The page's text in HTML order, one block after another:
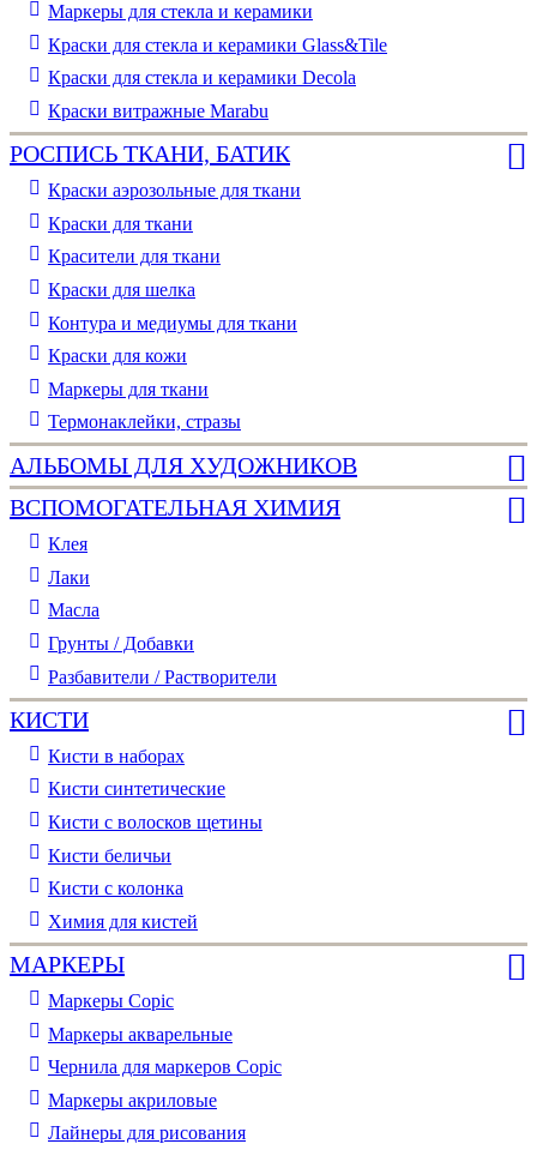
Маркеры для стекла и керамики
Краски для стекла и керамики Glass&Tile
Краски для стекла и керамики Decola
Краски витражные Marabu
РОСПИСЬ ТКАНИ, БАТИК
Краски аэрозольные для ткани
Краски для ткани
Красители для ткани
Краски для шелка
Контура и медиумы для ткани
Краски для кожи
Маркеры для ткани
Термонаклейки, стразы
АЛЬБОМЫ ДЛЯ ХУДОЖНИКОВ
ВСПОМОГАТЕЛЬНАЯ ХИМИЯ
Клея
Лаки
Масла
Грунты / Добавки
Разбавители / Растворители
КИСТИ
Кисти в наборах
Кисти синтетические
Кисти с волосков щетины
Кисти беличьи
Кисти с колонка
Химия для кистей
МАРКЕРЫ
Маркеры Copic
Маркеры акварельные
Чернила для маркеров Copic
Маркеры акриловые
Лайнеры для рисования